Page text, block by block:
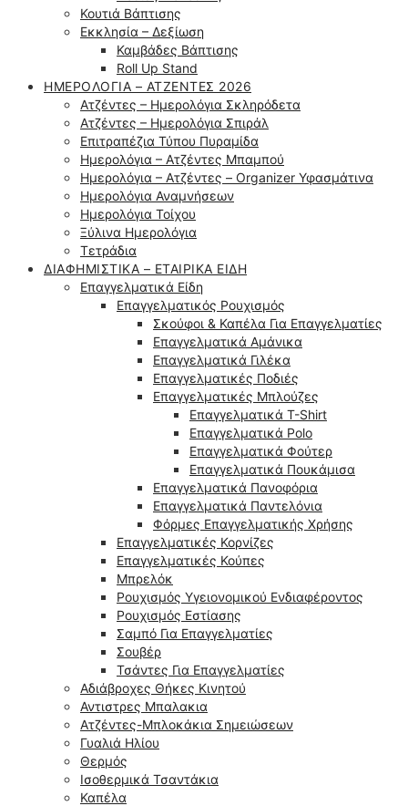
Κουτιά Βάπτισης
Εκκλησία – Δεξίωση
Καμβάδες Βάπτισης
Roll Up Stand
ΗΜΕΡΟΛΌΓΙΑ – ΑΤΖΈΝΤΕΣ 2026
Ατζέντες – Ημερολόγια Σκληρόδετα
Ατζέντες – Ημερολόγια Σπιράλ
Επιτραπέζια Τύπου Πυραμίδα
Ημερολόγια – Ατζέντες Μπαμπού
Ημερολόγια – Ατζέντες – Organizer Υφασμάτινα
Ημερολόγια Αναμνήσεων
Ημερολόγια Τοίχου
Ξύλινα Ημερολόγια
Τετράδια
ΔΙΑΦΗΜΙΣΤΙΚΆ – ΕΤΑΙΡΙΚΆ ΕΊΔΗ
Επαγγελματικά Είδη
Επαγγελματικός Ρουχισμός
Σκούφοι & Καπέλα Για Επαγγελματίες
Επαγγελματικά Αμάνικα
Επαγγελματικά Γιλέκα
Επαγγελματικές Ποδιές
Επαγγελματικές Μπλούζες
Επαγγελματικά T-Shirt
Επαγγελματικά Polo
Επαγγελματικά Φούτερ
Επαγγελματικά Πουκάμισα
Επαγγελματικά Πανοφόρια
Επαγγελματικά Παντελόνια
Φόρμες Επαγγελματικής Χρήσης
Επαγγελματικές Κορνίζες
Επαγγελματικές Κούπες
Μπρελόκ
Ρουχισμός Υγειονομικού Ενδιαφέροντος
Ρουχισμός Εστίασης
Σαμπό Για Επαγγελματίες
Σουβέρ
Τσάντες Για Επαγγελματίες
Αδιάβροχες Θήκες Κινητού
Αντιστρες Μπαλακια
Ατζέντες-Μπλοκάκια Σημειώσεων
Γυαλιά Ηλίου
Θερμός
Ισοθερμικά Τσαντάκια
Καπέλα